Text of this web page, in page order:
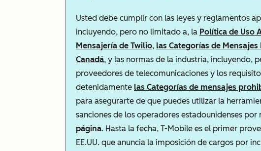
Usted debe cumplir con las leyes y reglamentos
incluyendo, pero no limitado a, la Política de Uso
Mensajería de Twilio, las Categorías de
Canadá, y las normas de la industria, incluyendo,
proveedores de telecomunicaciones y los
detenidamente las Categorías de mensajes
para asegurarte de que puedes utilizar la
sanciones de los operadores estadounidenses
página. Hasta la fecha, T-Mobile es el primer
EE.UU. que anuncia la imposición de cargos por